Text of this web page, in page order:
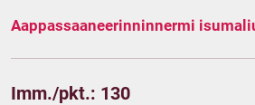
Aappassaaneerinninnermi
Imm./pkt.: 130